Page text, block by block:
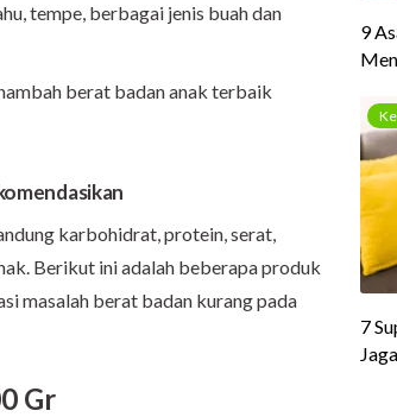
tempe, berbagai jenis buah dan
berat badan anak terbaik
karbohidrat, protein, serat,
Berikut ini adalah beberapa produk
masalah berat badan kurang pada
Gr